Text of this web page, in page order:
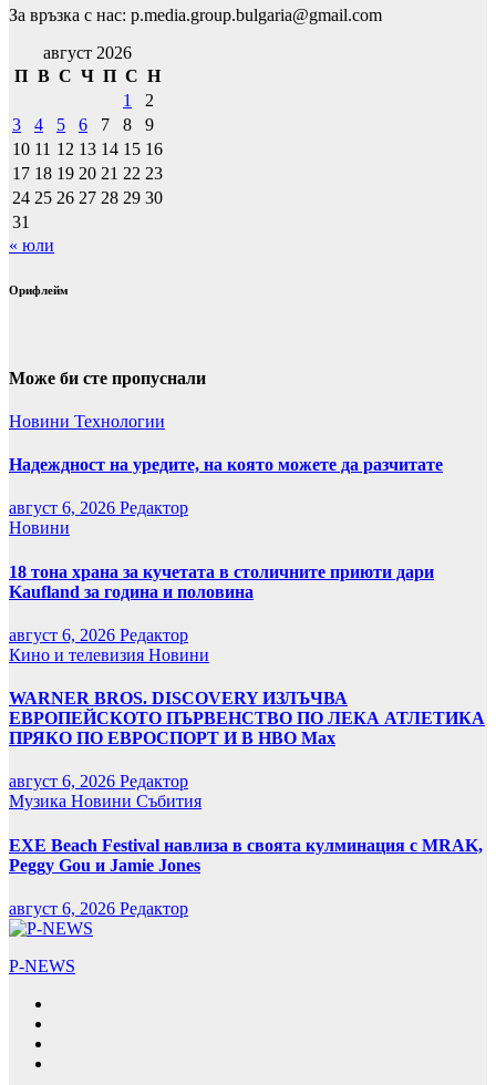
За връзка с нас: p.media.group.bulgaria@gmail.com
август 2026
П В С Ч П С Н
1
2
3
4 5 6 7 8
9
10 11 12 13 14 15 16
17 18 19 20 21 22 23
24 25 26 27 28 29 30
31
« юли
Орифлейм
Може би сте пропуснали
Новини Технологии
Надеждност на уредите, на която можете да разчитате
август 6, 2026 Редактор
Новини
18 тона храна за кучетата в столичните приюти дари
Kaufland за година и половина
август 6, 2026 Редактор
Кино и телевизия Новини
WARNER BROS. DISCOVERY ИЗЛЪЧВА
ЕВРОПЕЙСКОТО ПЪРВЕНСТВО ПО ЛЕКА АТЛЕТИКА
ПРЯКО ПО ЕВРОСПОРТ И В НВО Мах
август 6, 2026 Редактор
Музика Новини Събития
EXE Beach Festival навлиза в своята кулминация с MRAK,
Peggy Gou и Jamie Jones
август 6, 2026 Редактор
P-NEWS